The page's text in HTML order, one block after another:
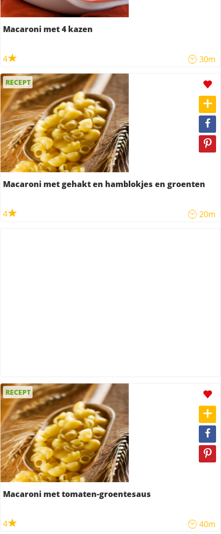
Macaroni met 4 kazen
4 30m
RECEPT
Macaroni met gehakt en hamblokjes en groenten
4 20m
RECEPT
Macaroni met tomaten-groentesaus
4 40m